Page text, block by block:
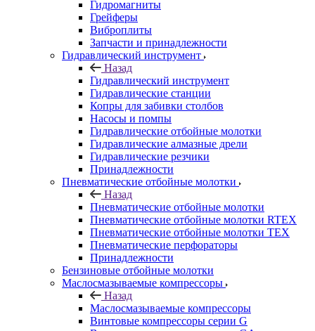
Гидромагниты
Грейферы
Виброплиты
Запчасти и принадлежности
Гидравлический инструмент
Назад
Гидравлический инструмент
Гидравлические станции
Копры для забивки столбов
Насосы и помпы
Гидравлические отбойные молотки
Гидравлические алмазные дрели
Гидравлические резчики
Принадлежности
Пневматические отбойные молотки
Назад
Пневматические отбойные молотки
Пневматические отбойные молотки RTEX
Пневматические отбойные молотки TEX
Пневматические перфораторы
Принадлежности
Бензиновые отбойные молотки
Маслосмазываемые компрессоры
Назад
Маслосмазываемые компрессоры
Винтовые компрессоры серии G